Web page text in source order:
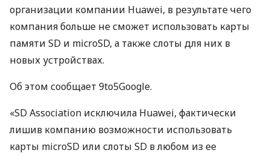
организации компании Huawei, в результате чего
компания больше не сможет использовать карты
памяти SD и microSD, а также слоты для них в
новых устройствах.
Об этом сообщает 9to5Google.
«SD Association исключила Huawei, фактически
лишив компанию возможности использовать
карты microSD или слоты SD в любом из ее